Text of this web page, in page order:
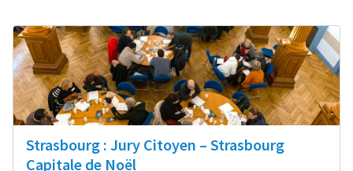
Strasbourg : Jury Citoyen – Strasbourg
Capitale de Noël